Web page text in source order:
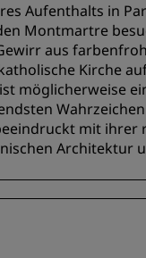
Aufenthalts in
Montmartre
aus
Kirche
möglicherweise
mit ihrer
Architektur